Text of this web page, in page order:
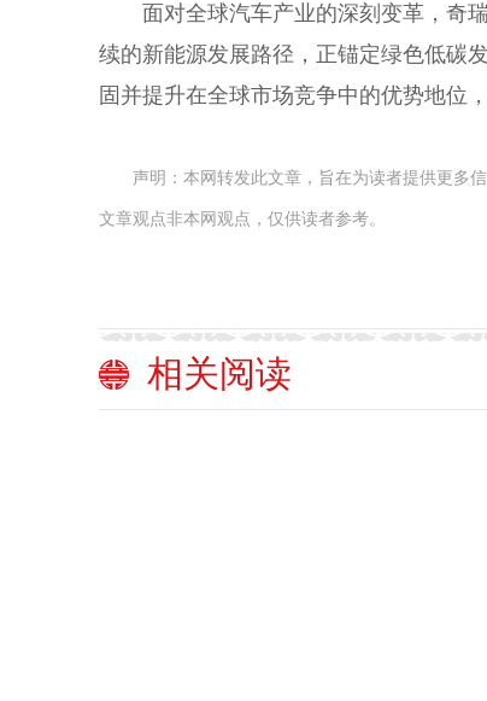
面对全球汽车产业的深刻变革，奇
续的新能源发展路径，正锚定绿色低碳
固并提升在全球市场竞争中的优势地位
声明：本网转发此文章，旨在为读者提供更多
文章观点非本网观点，仅供读者参考。
相关阅读